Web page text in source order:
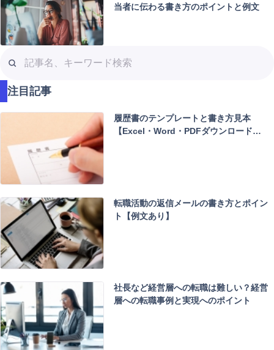
当者に伝わる書き方のポイントと例文
事
名
、
キ
ー
検
索
注目記事
履歴書のテンプレートと書き方見本
【Excel・Word・PDFダウンロード…
転職活動の返信メールの書き方とポイン
ト【例文あり】
社長など経営層への転職は難しい？経営
層への転職事例と実現へのポイント